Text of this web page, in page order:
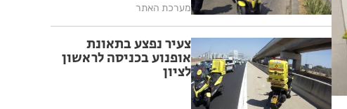
מערכת האתר
צעיר נפצע בתאונת
אופנוע בכניסה לראשון
לציון